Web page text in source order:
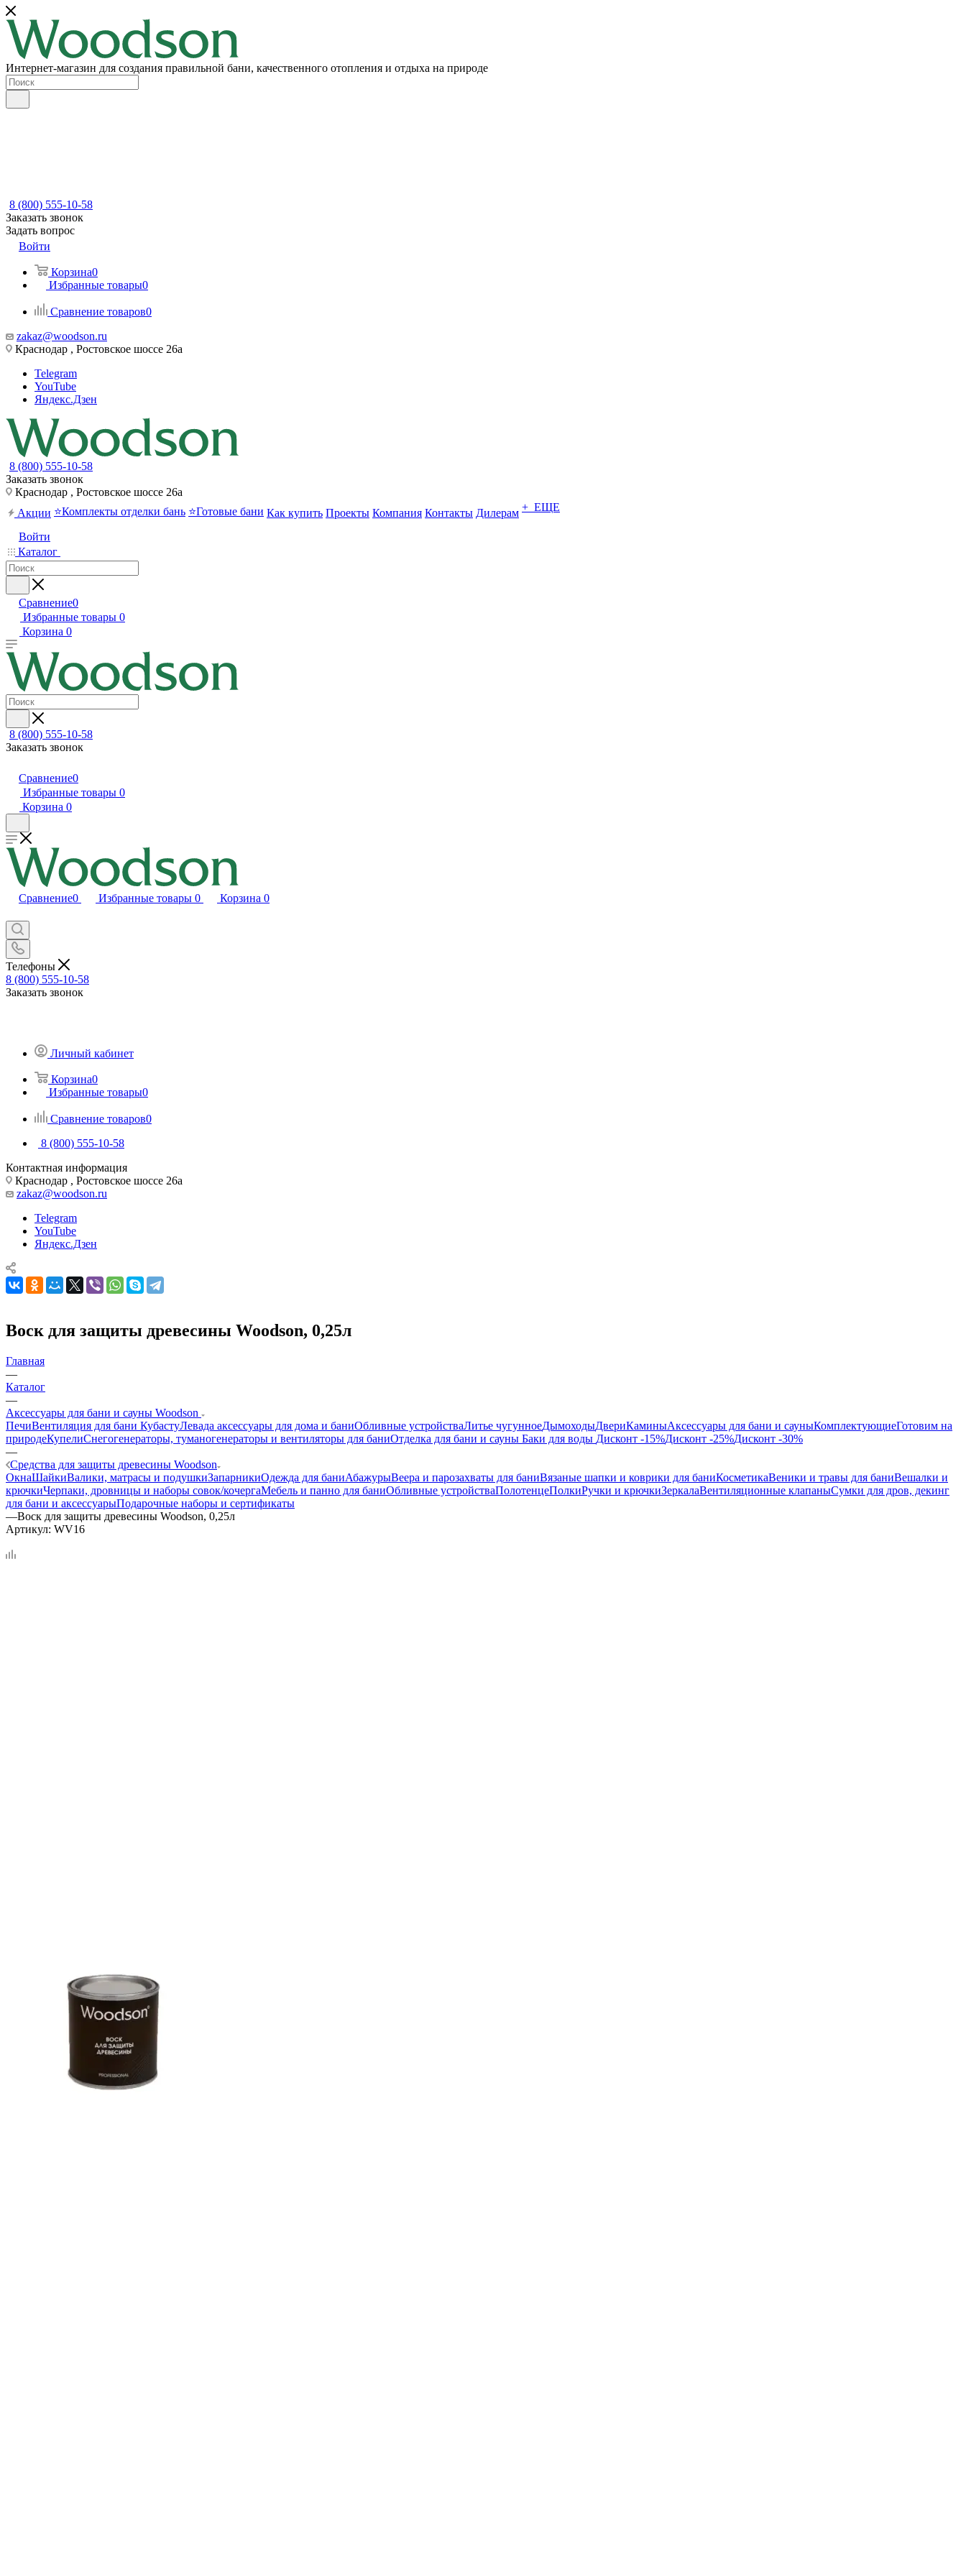
Интернет-магазин для создания правильной бани, качественного отопления и отдыха на природе
8 (800) 555-10-58
Заказать звонок
Задать вопрос
Войти
Корзина0
Избранные товары0
Сравнение товаров0
zakaz@woodson.ru
Краснодар , Ростовское шоссе 26а
Telegram
YouTube
Яндекс.Дзен
8 (800) 555-10-58
Заказать звонок
Краснодар , Ростовское шоссе 26а
Акции ⭐Комплекты отделки бань ⭐Готовые бани Как купить Проекты Компания Контакты Дилерам + ЕЩЕ
Войти
Каталог
Сравнение0
Избранные товары 0
Корзина 0
8 (800) 555-10-58
Заказать звонок
Сравнение0
Избранные товары 0
Корзина 0
Сравнение0 Избранные товары 0 Корзина 0
Телефоны
8 (800) 555-10-58
Заказать звонок
Личный кабинет
Корзина0
Избранные товары0
Сравнение товаров0
8 (800) 555-10-58
Контактная информация
Краснодар , Ростовское шоссе 26а
zakaz@woodson.ru
Telegram
YouTube
Яндекс.Дзен
Воск для защиты древесины Woodson, 0,25л
Главная
—
Каталог
—
Аксессуары для бани и сауны Woodson
ПечиВентиляция для бани КубастуЛевада аксессуары для дома и баниОбливные устройстваЛитье чугунноеДымоходыДвериКаминыАксессуары для бани и сауныКомплектующиеГотовим на
природеКупелиСнегогенераторы, туманогенераторы и вентиляторы для баниОтделка для бани и сауны Баки для воды Дисконт -15%Дисконт -25%Дисконт -30%
—
Средства для защиты древесины Woodson
ОкнаШайкиВалики, матрасы и подушкиЗапарникиОдежда для баниАбажурыВеера и парозахваты для баниВязаные шапки и коврики для баниКосметикаВеники и травы для баниВешалки и
крючкиЧерпаки, дровницы и наборы совок/кочергаМебель и панно для баниОбливные устройстваПолотенцеПолкиРучки и крючкиЗеркалаВентиляционные клапаныСумки для дров, декинг
для бани и аксессуарыПодарочные наборы и сертификаты
—Воск для защиты древесины Woodson, 0,25л
Артикул: WV16